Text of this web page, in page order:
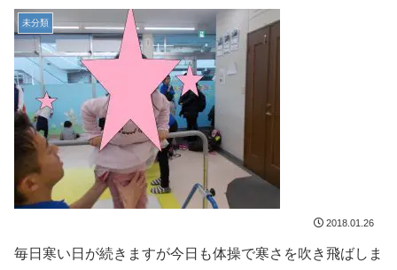
未分類
2018.01.26
毎日寒い日が続きますが今日も体操で寒さを吹き飛ばしま